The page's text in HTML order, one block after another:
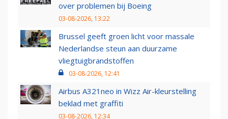
over problemen bij Boeing
03-08-2026, 13:22
Brussel geeft groen licht voor massale
Nederlandse steun aan duurzame
vliegtuigbrandstoffen
03-08-2026, 12:41
Airbus A321neo in Wizz Air-kleurstelling
beklad met graffiti
03-08-2026, 12:34